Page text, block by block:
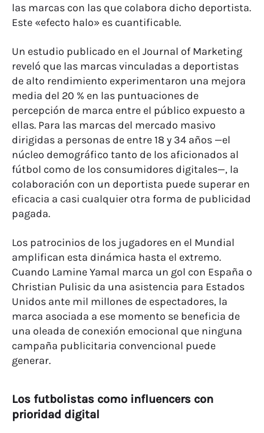
las marcas con las que colabora dicho deportista.
Este «efecto halo» es cuantificable.
Un estudio publicado en el Journal of Marketing
reveló que las marcas vinculadas a deportistas
de alto rendimiento experimentaron una mejora
media del 20 % en las puntuaciones de
percepción de marca entre el público expuesto a
ellas. Para las marcas del mercado masivo
dirigidas a personas de entre 18 y 34 años —el
núcleo demográfico tanto de los aficionados al
fútbol como de los consumidores digitales—, la
colaboración con un deportista puede superar en
eficacia a casi cualquier otra forma de publicidad
pagada.
Los patrocinios de los jugadores en el Mundial
amplifican esta dinámica hasta el extremo.
Cuando Lamine Yamal marca un gol con España o
Christian Pulisic da una asistencia para Estados
Unidos ante mil millones de espectadores, la
marca asociada a ese momento se beneficia de
una oleada de conexión emocional que ninguna
campaña publicitaria convencional puede
generar.
Los futbolistas como influencers con
prioridad digital